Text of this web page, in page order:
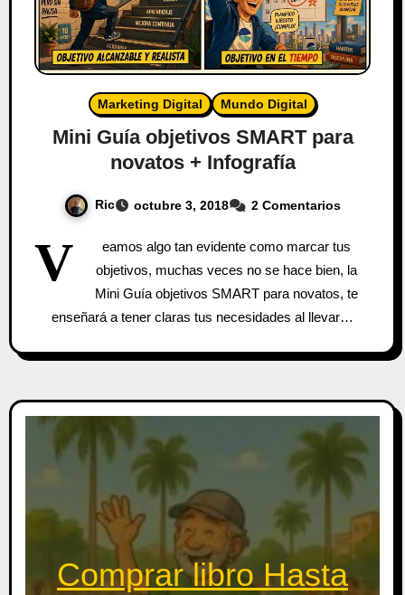
Marketing Digital Mundo Digital
Mini Guía objetivos SMART para
novatos + Infografía
Ric octubre 3, 2018 2 Comentarios
V
eamos algo tan evidente como marcar tus
objetivos, muchas veces no se hace bien, la
Mini Guía objetivos SMART para novatos, te
enseñará a tener claras tus necesidades al llevar…
Comprar libro Hasta